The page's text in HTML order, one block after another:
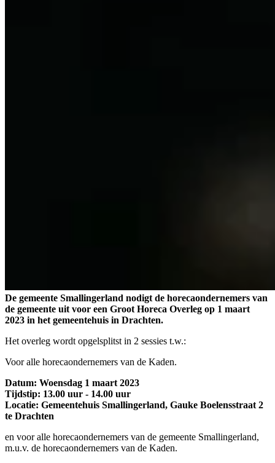
De gemeente Smallingerland nodigt de horecaondernemers van
de gemeente uit voor een Groot Horeca Overleg op 1 maart
2023 in het gemeentehuis in Drachten.
Het overleg wordt opgelsplitst in 2 sessies t.w.:
Voor alle horecaondernemers van de Kaden.
Datum: Woensdag 1 maart 2023
Tijdstip: 13.00 uur - 14.00 uur
Locatie: Gemeentehuis Smallingerland, Gauke Boelensstraat 2
te Drachten
en voor alle horecaondernemers van de gemeente Smallingerland,
m.u.v. de horecaondernemers van de Kaden.